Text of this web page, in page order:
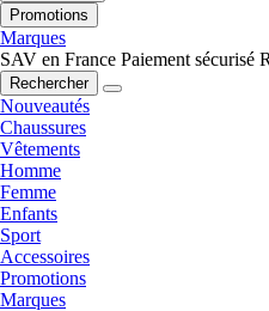
Promotions
Marques
SAV en France Paiement sécurisé
Rechercher
Nouveautés
Chaussures
Vêtements
Homme
Femme
Enfants
Sport
Accessoires
Promotions
Marques